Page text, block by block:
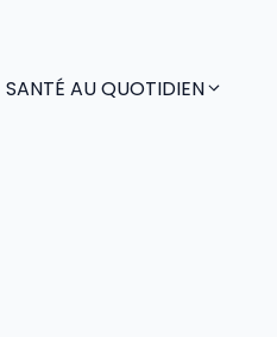
SANTÉ AU QUOTIDIEN